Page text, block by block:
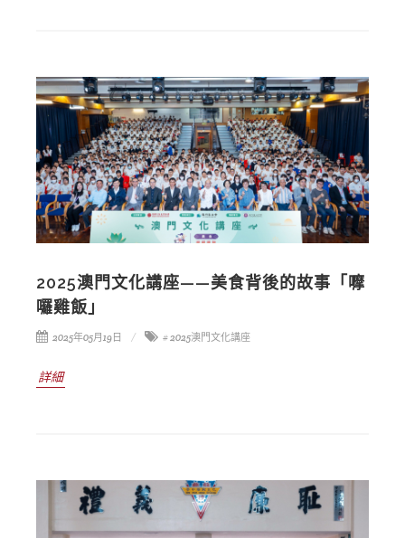
2025澳門文化講座——美食背後的故事「嚤
囉雞飯」
2025年05月19日 # 2025澳門文化講座
詳細